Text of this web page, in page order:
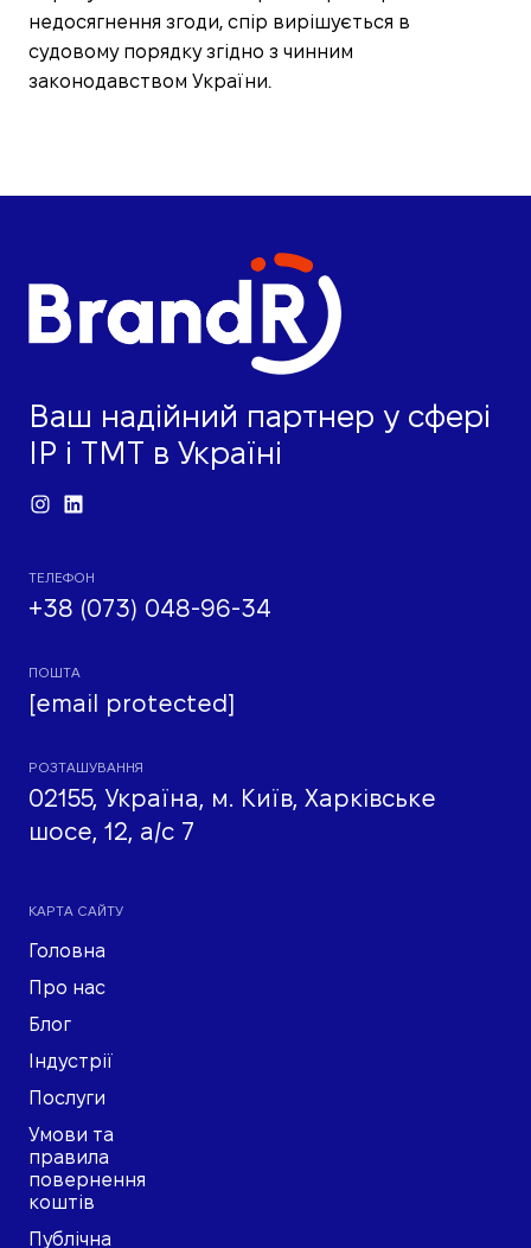
недосягнення згоди, спір вирішується в
судовому порядку згідно з чинним
законодавством України.
Ваш надійний партнер у сфері
IP і ТМТ в Україні
ТЕЛЕФОН
+38 (073) 048-96-34
ПОШТА
[email protected]
РОЗТАШУВАННЯ
02155, Україна, м. Київ, Харківське
шосе, 12, а/с 7
КАРТА САЙТУ
Головна
Про нас
Блог
Індустрії
Послуги
Умови та
правила
повернення
коштів
Публічна